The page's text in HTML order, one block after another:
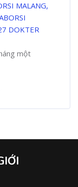
MALANG,
DOKTER
một